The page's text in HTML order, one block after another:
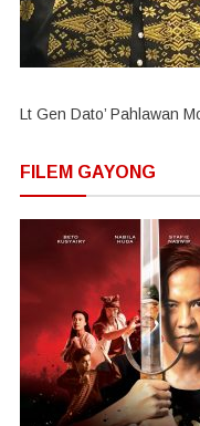
Lt Gen Dato’ Pahlawan
FILEM GAYONG